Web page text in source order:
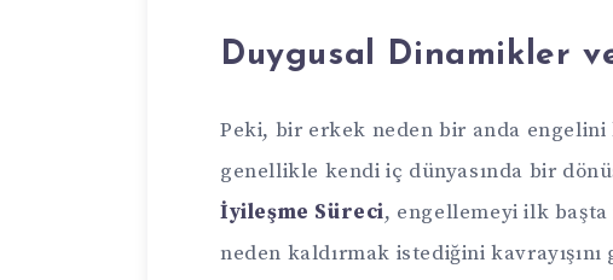
Duygusal Dinamikler
Peki, bir erkek neden bir anda
genellikle kendi iç dünyasında bir
İyileşme Süreci, engellemeyi ilk başta
neden kaldırmak istediğini